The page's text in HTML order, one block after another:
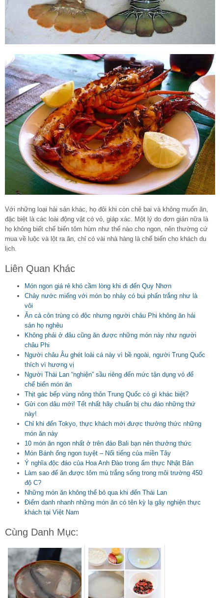
Với những loại hải sản khác, họ đôi khi còn chê bai và không muốn ăn,
đặc biệt là các loài động vật có vỏ, giáp xác. Một lý do đơn giản nữa là
họ không biết chế biến tôm hùm như thế nào cho ngon, nên thường cứ
mua về luộc và lột ra ăn, chỉ có vài nhà hàng là chế biến cho khách du
lịch.
Liên Quan Khác
Món ngon giá rẻ khó cầm lòng khi đi đến Quy Nhơn
Chảy nước miếng với món bọ nhảy có bụi phấn trắng như là
vôi
Ăn cả côn trùng có độc nhưng người châu Phi không ăn hải
sản họ nghêu
Không phải ở đâu cũng ăn được những món này như người
châu Phi
Người châu Âu ghét loài cá này vì bề ngoài, người Trung Quốc
thích vì hương vị
Người Thái Lan “nghiện” sầu riêng đến mức tận dụng vỏ để
chế biến món ăn
Thịt gác bếp vùng nông thôn Trung Quốc có gì khác biệt?
Gửi con dâu mới! Tết nhất hãy chuẩn bị chu đáo những thứ
này!
Chỉ khi đến Tokyo, thực khách mới được thưởng thức những
món ăn này
10 món ăn ngon nhất ở trên đảo Bali bạn nên thưởng thức
Món Bánh ống ngon tuyệt – Nổi tiếng của miền Tây
Ý nghĩa độc đáo của Hoa Anh Đào trong ẩm thực Nhật Bản
Làm sao để ăn được tôm mù trắng sống trong môi trường 450
độ C?
Những món ăn không thể bỏ qua khi đến Thái Lan
Điểm danh nhanh những món ăn có tên kỳ lạ gây nghiện thực
khách tại Việt Nam
Cùng Danh Mục: